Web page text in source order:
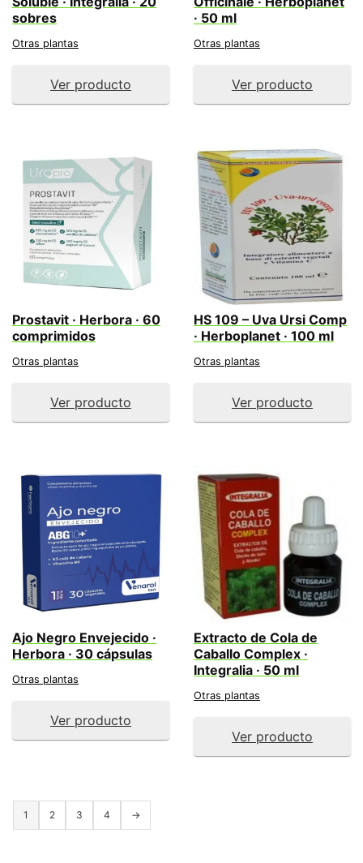
sobres
Otras plantas
Ver producto
· 50 ml
Otras plantas
Ver producto
Prostavit · Herbora · 60
comprimidos
Otras plantas
Ver producto
HS 109 – Uva Ursi Comp
· Herboplanet · 100 ml
Otras plantas
Ver producto
Ajo Negro Envejecido ·
Herbora · 30 cápsulas
Otras plantas
Ver producto
Extracto de Cola de
Caballo Complex ·
Integralia · 50 ml
Otras plantas
Ver producto
1 2 3 4 →